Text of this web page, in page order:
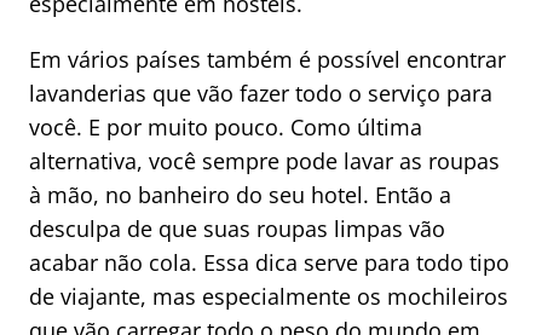
Em vários países também é possível encontrar
lavanderias que vão fazer todo o serviço para
você. E por muito pouco. Como última
alternativa, você sempre pode lavar as roupas
à mão, no banheiro do seu hotel. Então a
desculpa de que suas roupas limpas vão
acabar não cola. Essa dica serve para todo tipo
de viajante, mas especialmente os mochileiros